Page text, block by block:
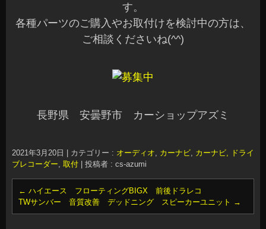
す。
各種パーツのご購入やお取付けを検討中の方は、
ご相談くださいね(^^)
長野県 安曇野市 カーショップアズミ
2021年3月20日 カテゴリー : オーディオ, カーナビ, カーナビ, ドライ
ブレコーダー, 取付 投稿者 : cs-azumi
← ハイエース フローティングBIGX 前後ドラレコ
TWサンバー 音質改善 デッドニング スピーカーユニット →